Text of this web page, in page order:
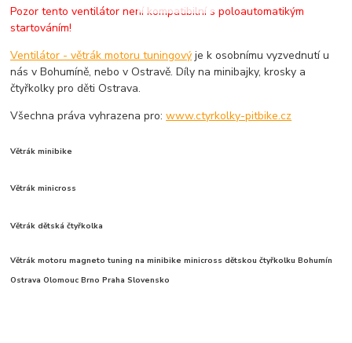
Pozor tento ventilátor není kompatibilní s poloautomatikým
startováním!
Ventilátor - větrák motoru tuningový je k osobnímu vyzvednutí u
nás v Bohumíně, nebo v Ostravě. Díly na minibajky, krosky a
čtyřkolky pro děti Ostrava.
Všechna práva vyhrazena pro:www.ctyrkolky-pitbike.cz
Větrák minibike
Větrák minicross
Větrák dětská čtyřkolka
Větrák motoru magneto tuning na minibike minicross dětskou čtyřkolku Bohumín
Ostrava Olomouc Brno Praha Slovensko